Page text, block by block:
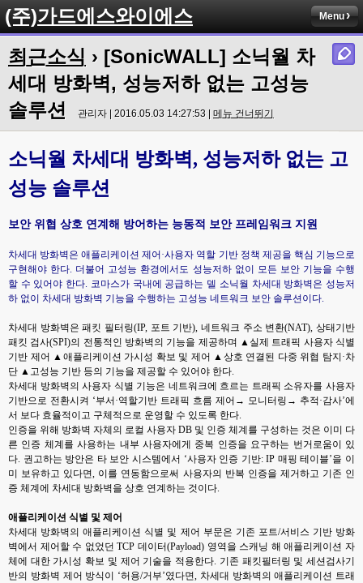
(주)가드에스와이에스 Menu
최근소식 › [SonicWALL] 소닉월 차
세대 방화벽, 성능저하 없는 고성능
솔루션
관리자 | 2016.05.03 14:27:53 | 메뉴 건너뛰기
소닉월 차세대 방화벽, 성능저하 없는 고
성능 솔루션
보안 위협 상호 연계해 방어하는 능동적 보안 프레임워크 지원
차세대 방화벽은 애플리케이션 제어·사용자 역할 기반 정책 제공을 핵심 기능으로
구현해야 한다. 더불어 고성능 환경에서도 성능저하 없이 모든 보안 기능을 수행
할 수 있어야 한다. 코마스가 국내에 공급하는 델 소닉월 차세대 방화벽은 성능저
하 없이 차세대 방화벽 기능을 수행하는 고성능 네트워크 보안 솔루션이다.
차세대 방화벽은 패킷 필터링(IP, 포트 기반), 네트워크 주소 변환(NAT), 상태기반
패킷 검사(SPI)의 전통적인 방화벽의 기능을 제공하며 ▲실제 트래픽 사용자 식별
기반 제어 ▲애플리케이션 가시성 확보 및 제어 ▲상호 연결된 다중 위협 탐지·차
단 ▲고성능 기반 등의 기능을 제공할 수 있어야 한다.
차세대 방화벽의 사용자 식별 기능은 네트워크에 흐르는 트래픽 소유자를 사용자
기반으로 전환시켜 ‘부서·역할기반 트래픽 흐름 제어→ 모니터링→ 추적·감사’에
서 보다 효율적이고 구체적으로 운영할 수 있도록 한다.
인증을 위해 방화벽 자체의 로컬 사용자 DB 및 인증 체계를 구성하는 것은 이미 다
른 인증 체계를 사용하는 내부 사용자에게 중복 인증을 요구하는 번거로움이 있
다. 권고하는 방안은 타 보안 시스템에서 ‘사용자 인증 기반: IP 매핑 테이블’을 이
미 보유하고 있다면, 이를 연동함으로써 사용자의 반복 인증을 제거하고 기존 인
증 체계에 차세대 방화벽을 상호 연계하는 것이다.
애플리케이션 식별 및 제어
차세대 방화벽의 애플리케이션 식별 및 제어 부문은 기존 포트/서비스 기반 방화
벽에서 제어할 수 없었던 TCP 데이터(Payload) 영역을 스캐닝 해 애플리케이션 자
체에 대한 가시성 확보 및 제어 기술을 적용한다. 기존 패킷필터링 및 세션검사기
반의 방화벽 제어 방식이 ‘허용/거부’였다면, 차세대 방화벽의 애플리케이션 트래